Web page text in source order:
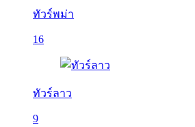
ทัวร์พม่า
16
ทัวร์ลาว
9